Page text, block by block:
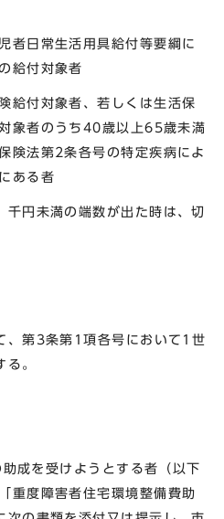
日常生活用具給付等要綱に
給付対象者
付対象者、若しくは生活保
象者のうち40歳以上65歳未満
険法第2条各号の特定疾病によ
ある者
円未満の端数が出た時は、切
第3条第1項各号において1世
。
を受けようとする者（以下
重度障害者住宅環境整備費助